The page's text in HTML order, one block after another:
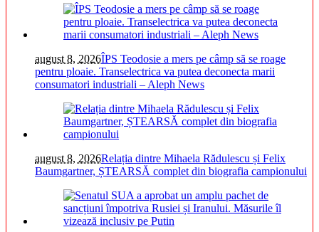
august 8, 2026ÎPS Teodosie a mers pe câmp să se roage
pentru ploaie. Transelectrica va putea deconecta marii
consumatori industriali – Aleph News
august 8, 2026Relația dintre Mihaela Rădulescu și Felix
Baumgartner, ȘTEARSĂ complet din biografia campionului